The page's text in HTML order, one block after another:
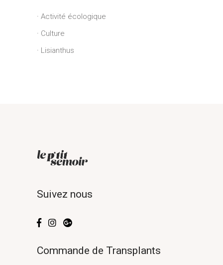
Activité écologique
Culture
Lisianthus
Suivez nous
Commande de Transplants